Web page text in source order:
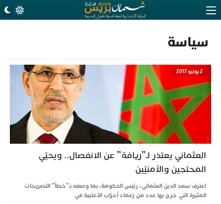
سياسة
العثماني يعتذر لـ”ريافة” عن الانفصال.. ويحيّي
المحتجين والأمنيّين
اعترف سعد الدين العثماني، رئيس الحكومة، بما وصفه بـ”خطأ” التصريحات
المثيرة التي خرج بها عدد من زعماء أحزاب الأغلبية في